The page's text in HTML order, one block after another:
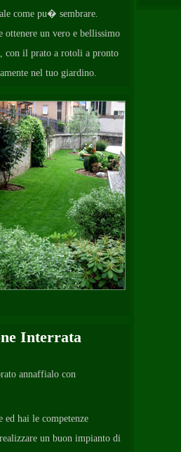
come pu� sembrare.
ottenere un vero e bellissimo
con il prato a rotoli a pronto
nel tuo giardino.
Interrata
annaffialo con
hai le competenze
un buon impianto di